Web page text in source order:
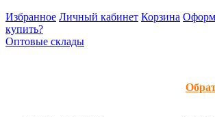
Избранное Личный кабинет Корзина
купить?
Оптовые склады